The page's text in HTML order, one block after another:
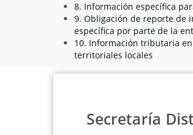
8. Información específica
9. Obligación de reporte de
específica por parte de la
10. Información tributaria
territoriales locales
Secretaría